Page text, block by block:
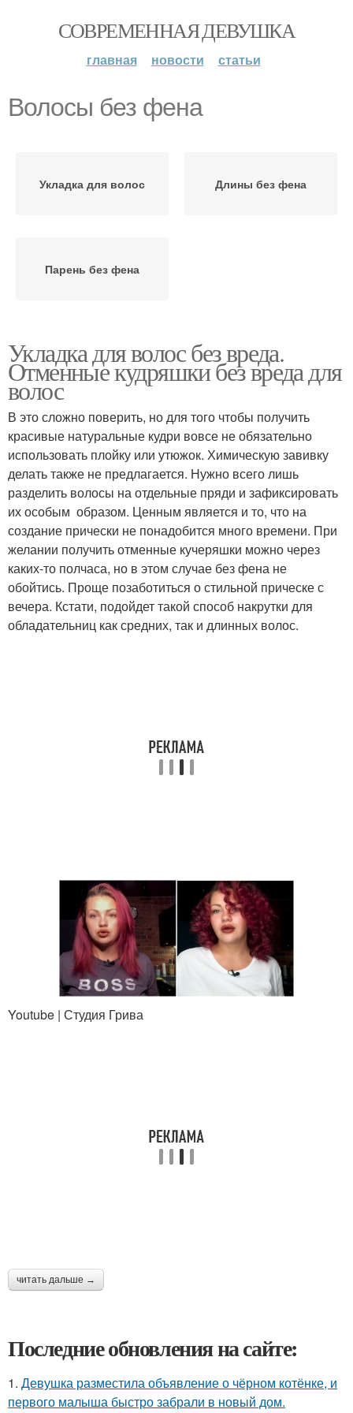
СОВРЕМЕННАЯ ДЕВУШКА
главная новости статьи
Волосы без фена
Укладка для волос Длины без фена
Парень без фена
Укладка для волос без вреда.
Отменные кудряшки без вреда для
волос
В это сложно поверить, но для того чтобы получить
красивые натуральные кудри вовсе не обязательно
использовать плойку или утюжок. Химическую завивку
делать также не предлагается. Нужно всего лишь
разделить волосы на отдельные пряди и зафиксировать
их особым образом. Ценным является и то, что на
создание прически не понадобится много времени. При
желании получить отменные кучеряшки можно через
каких-то полчаса, но в этом случае без фена не
обойтись. Проще позаботиться о стильной прическе с
вечера. Кстати, подойдет такой способ накрутки для
обладательниц как средних, так и длинных волос.
Youtube | Студия Грива
читать дальше →
Последние обновления на сайте:
1. Девушка разместила объявление о чёрном котёнке, и
первого малыша быстро забрали в новый дом.